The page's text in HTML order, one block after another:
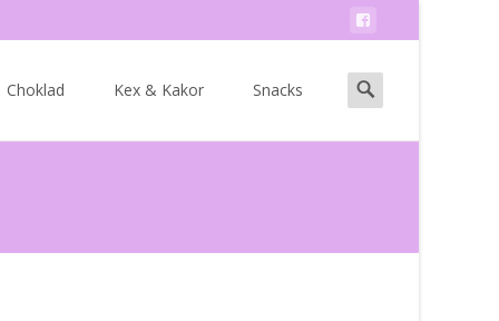
Choklad Kex & Kakor Snacks
Search
for: